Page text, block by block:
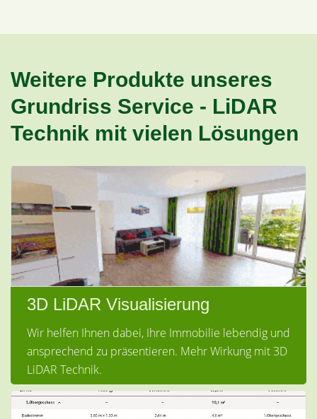
Weitere Produkte unseres
Grundriss Service - LiDAR
Technik mit vielen Lösungen
3D LiDAR Visualisierung
Wir helfen Ihnen dabei, Ihre Immobilie lebendig und
ansprechend zu präsentieren. Mehr Wirkung mit 3D
LiDAR Technik.